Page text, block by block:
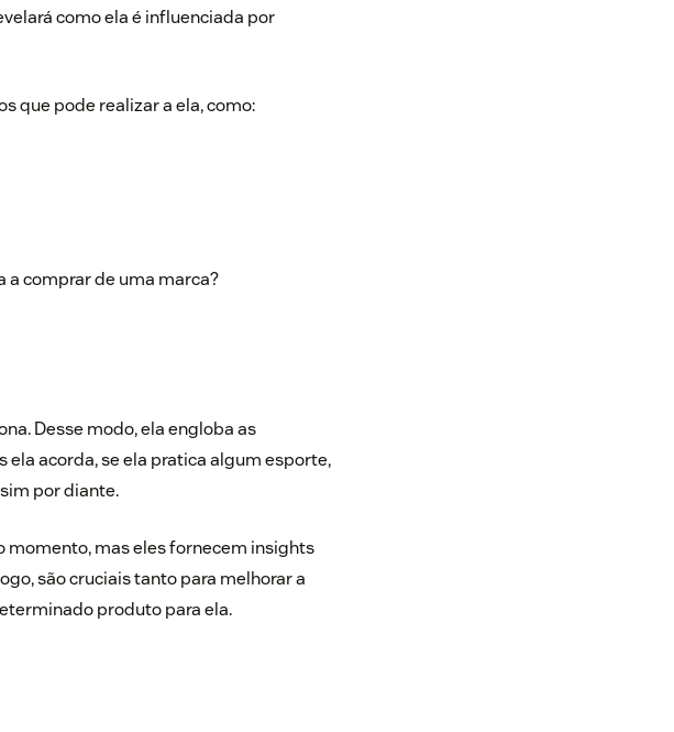
como ela é influenciada por
que pode realizar a ela, como:
comprar de uma marca?
Desse modo, ela engloba as
ela acorda, se ela pratica algum esporte,
por diante.
mas eles fornecem insights
são cruciais tanto para melhorar a
produto para ela.